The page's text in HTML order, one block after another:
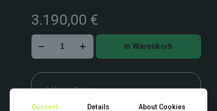
3.190,00 €
Bianchi
Impulso
Comp
XL
Menge
In Warenkorb
Inklusiver Service:
Consent Details About Cookies